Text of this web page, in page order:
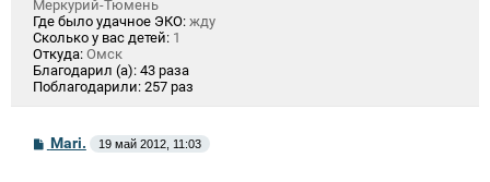
Меркурий-Тюмень
Где было удачное ЭКО: жду
Сколько у вас детей: 1
Откуда: Омск
Благодарил (а): 43 раза
Поблагодарили: 257 раз
С
о
Mari. 19 май 2012, 11:03